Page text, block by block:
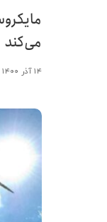
می‌کند
۱۴ آذر ۱۴۰۰